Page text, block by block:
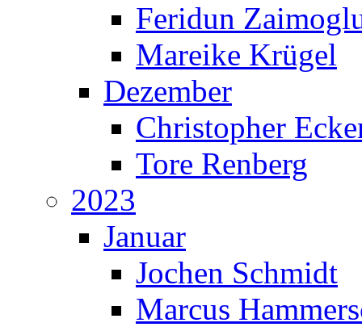
Feridun
Mareike Krügel
Dezember
Christopher
Tore Renberg
2023
Januar
Jochen Schmidt
Marcus